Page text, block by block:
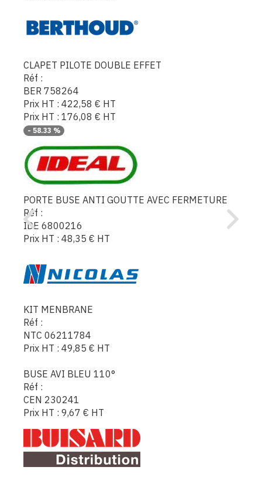
CLAPET PILOTE DOUBLE EFFET
Réf :
BER 758264
Prix HT : 422,58 € HT
Prix HT : 176,08 € HT
- 58.33 %
PORTE BUSE ANTI GOUTTE AVEC FERMETURE
Réf :
IDE 6800216
Prix HT : 48,35 € HT
KIT MENBRANE
Réf :
NTC 06211784
Prix HT : 49,85 € HT
BUSE AVI BLEU 110°
Réf :
CEN 230241
Prix HT : 9,67 € HT